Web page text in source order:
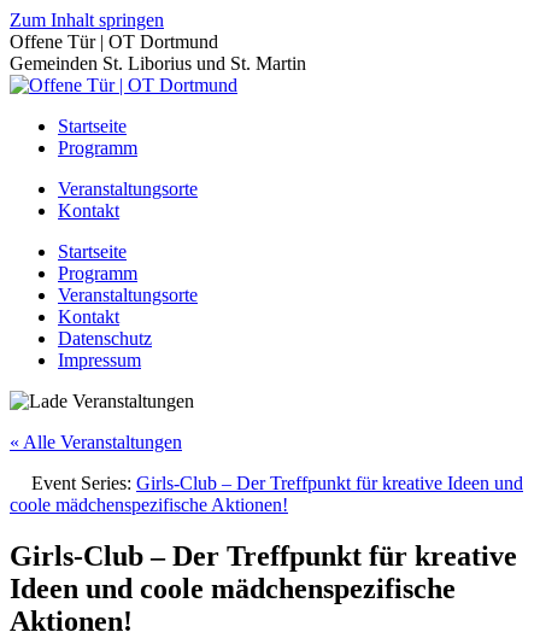
Zum Inhalt springen
Offene Tür | OT Dortmund
Gemeinden St. Liborius und St. Martin
Startseite
Programm
Veranstaltungsorte
Kontakt
Startseite
Programm
Veranstaltungsorte
Kontakt
Datenschutz
Impressum
« Alle Veranstaltungen
Event Series: Girls-Club – Der Treffpunkt für kreative Ideen und
coole mädchenspezifische Aktionen!
Girls-Club – Der Treffpunkt für kreative
Ideen und coole mädchenspezifische
Aktionen!